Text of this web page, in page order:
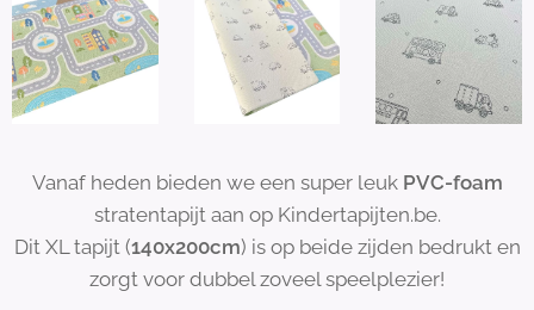
Vanaf heden bieden we een super leuk PVC-foam
stratentapijt aan op Kindertapijten.be.
Dit XL tapijt (140x200cm) is op beide zijden bedrukt en
zorgt voor dubbel zoveel speelplezier!